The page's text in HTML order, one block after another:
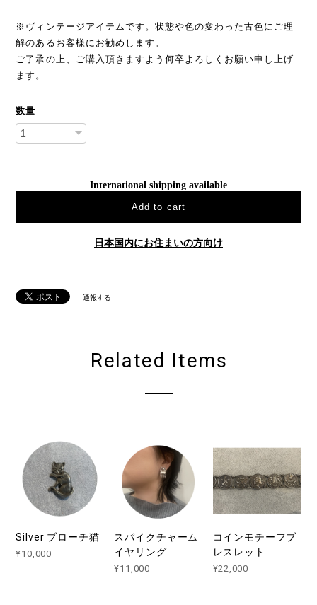
※ヴィンテージアイテムです。状態や色の変わった古色にご理
解のあるお客様にお勧めします。
ご了承の上、ご購入頂きますよう何卒よろしくお願い申し上げ
ます。
数量
International shipping available
Add to cart
日本国内にお住まいの方向け
通報する
Related Items
Silver ブローチ猫
¥10,000
スパイクチャーム
イヤリング
¥11,000
コインモチーフブ
レスレット
¥22,000